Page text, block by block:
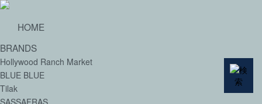
HOME
BRANDS
Hollywood Ranch Market
BLUE BLUE
Tilak
SASSAFRAS